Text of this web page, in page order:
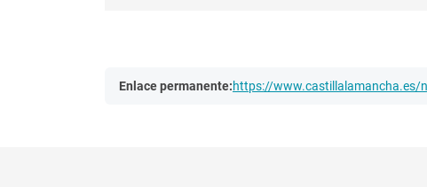
Enlace permanente:https://www.castillalamancha.es/